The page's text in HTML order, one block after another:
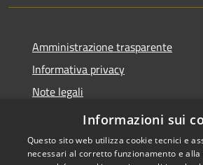
Amministrazione trasparente
Informativa privacy
Note legali
Dichiarazione di accessibilità
Informazioni sui
Questo sito web utilizza cookie tecnici e
necessari al corretto funzionamento e